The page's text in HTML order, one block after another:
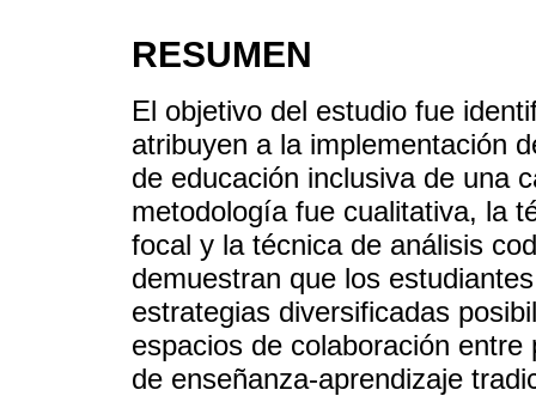
RESUMEN
El objetivo del estudio fue
atribuyen a la implementación
de educación inclusiva de una
metodología fue cualitativa, la
focal y la técnica de análisis
demuestran que los
estrategias diversificadas
espacios de colaboración
de enseñanza-aprendizaje